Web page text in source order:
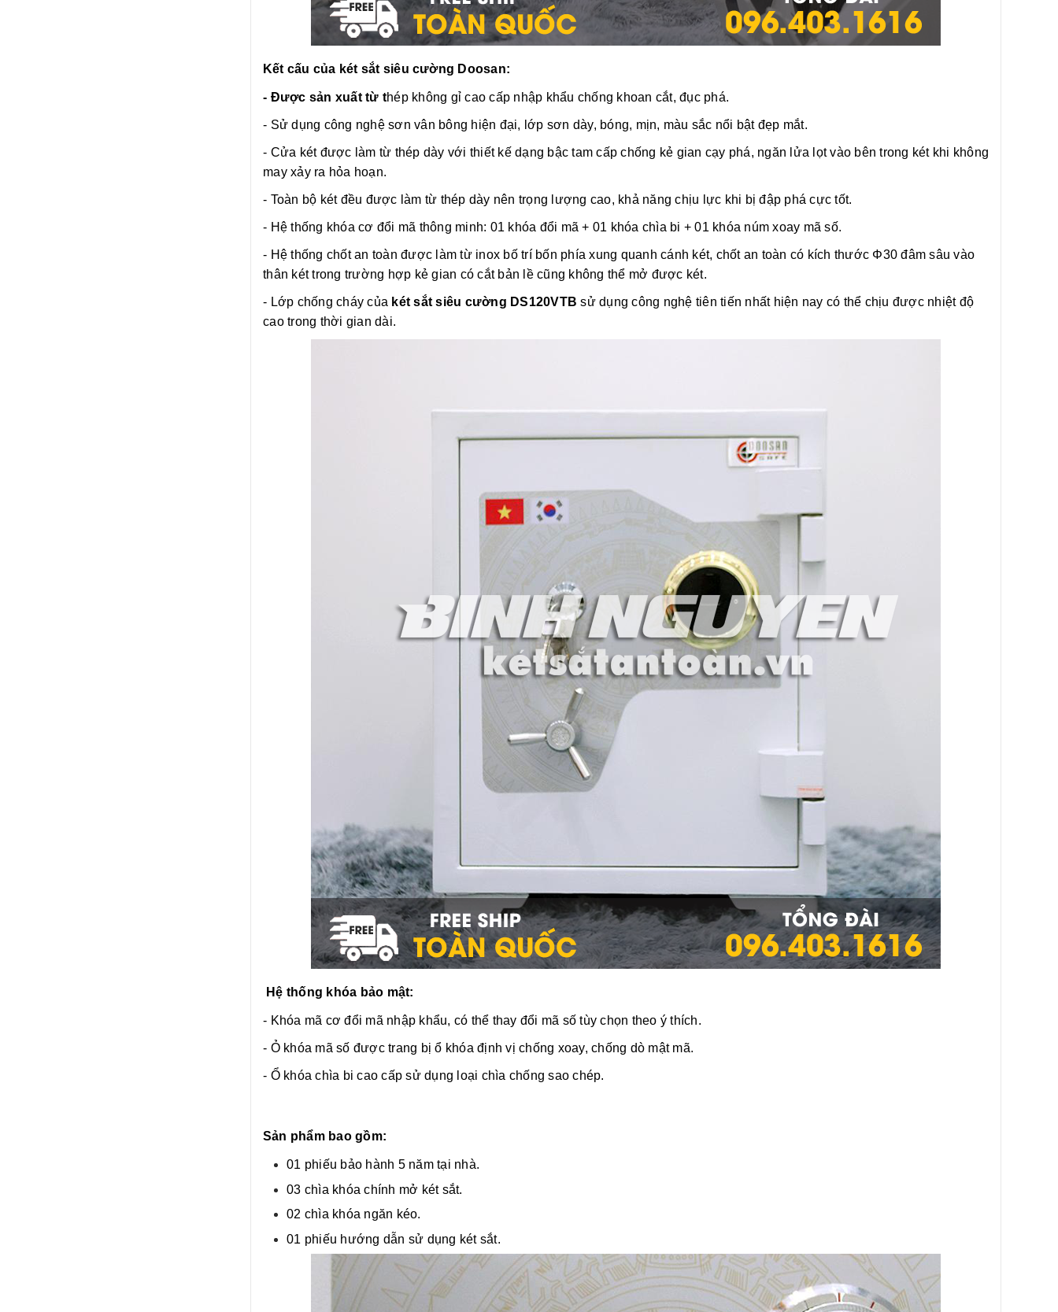
Kết cấu của két sắt siêu cường Doosan:
- Được sản xuất từ thép không gỉ cao cấp nhập khẩu chống khoan cắt, đục phá.
- Sử dụng công nghệ sơn vân bông hiện đại, lớp sơn dày, bóng, mịn, màu sắc nổi bật đẹp mắt.
- Cửa két được làm từ thép dày với thiết kế dạng bậc tam cấp chống kẻ gian cạy phá, ngăn lửa lọt vào bên trong két khi không
may xảy ra hỏa hoạn.
- Toàn bộ két đều được làm từ thép dày nên trọng lượng cao, khả năng chịu lực khi bị đập phá cực tốt.
- Hệ thống khóa cơ đổi mã thông minh: 01 khóa đổi mã + 01 khóa chìa bi + 01 khóa núm xoay mã số.
- Hệ thống chốt an toàn được làm từ inox bố trí bốn phía xung quanh cánh két, chốt an toàn có kích thước Φ30 đâm sâu vào
thân két trong trường hợp kẻ gian có cắt bản lề cũng không thể mở được két.
- Lớp chống cháy của két sắt siêu cường DS120VTB sử dụng công nghệ tiên tiến nhất hiện nay có thể chịu được nhiệt độ
cao trong thời gian dài.
Hệ thống khóa bảo mật:
- Khóa mã cơ đổi mã nhập khẩu, có thể thay đổi mã số tùy chọn theo ý thích.
- Ỏ khóa mã số được trang bị ổ khóa định vị chống xoay, chống dò mật mã.
- Ổ khóa chìa bi cao cấp sử dụng loại chìa chống sao chép.
Sản phẩm bao gồm:
01 phiếu bảo hành 5 năm tại nhà.
03 chìa khóa chính mở két sắt.
02 chìa khóa ngăn kéo.
01 phiếu hướng dẫn sử dụng két sắt.